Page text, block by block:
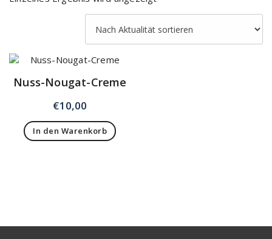
Nuss-Nougat-Creme
€10,00
In den Warenkorb